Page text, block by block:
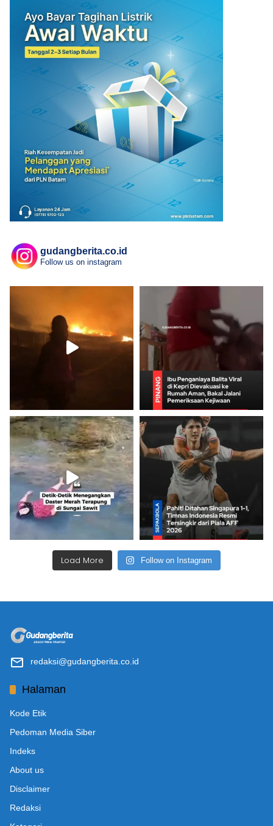
gudangberita.co.id
Follow us on instagram
Load More Follow on Instagram
redaksi@gudangberita.co.id
Halaman
Kode Etik
Pedoman Media Siber
Indeks
About us
Disclaimer
Redaksi